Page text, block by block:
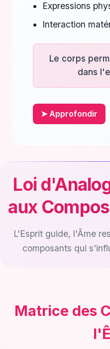
Expressions
Interaction
Le corps
dans
➤ Approfondir
Loi
aux
L'Esprit guide, l'Âme
composants qui
Matrice des